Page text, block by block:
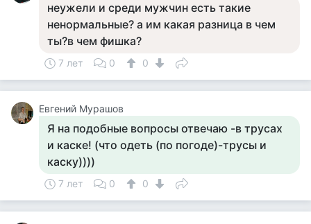
неужели и среди мужчин есть такие
ненормальные? а им какая разница в чем
ты?в чем фишка?
7 лет 0 0
Евгений Мурашов
Я на подобные вопросы отвечаю -в трусах
и каске! (что одеть (по погоде)-трусы и
каску))))
7 лет 0 0